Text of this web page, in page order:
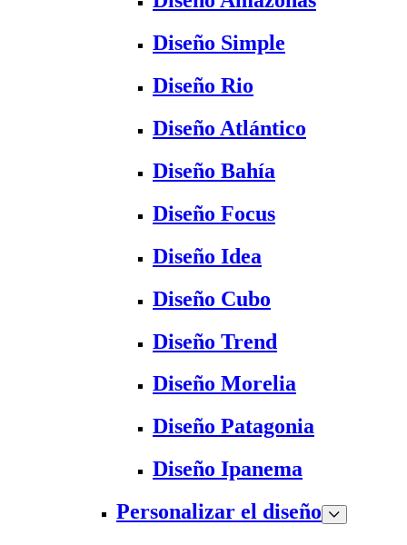
Diseño Simple
Diseño Rio
Diseño Atlántico
Diseño Bahía
Diseño Focus
Diseño Idea
Diseño Cubo
Diseño Trend
Diseño Morelia
Diseño Patagonia
Diseño Ipanema
Personalizar el diseño